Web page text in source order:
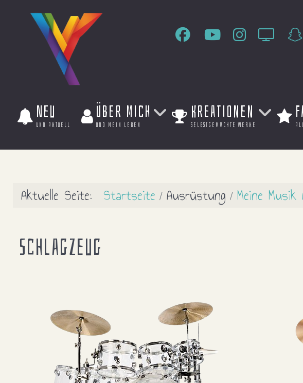
Neu
und aktuell
Über mich
und mein leben
Kreationen
selbstgemachte werke
Aktuelle Seite: Startseite Ausrüstung Meine
Schlagzeug